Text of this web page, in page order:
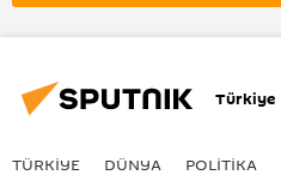
Türkiye
TÜRKIYE DÜNYA POLİTİKA